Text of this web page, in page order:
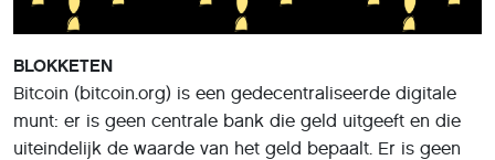
BLOKKETEN
Bitcoin (bitcoin.org) is een gedecentraliseerde digitale
munt: er is geen centrale bank die geld uitgeeft en die
uiteindelijk de waarde van het geld bepaalt. Er is geen